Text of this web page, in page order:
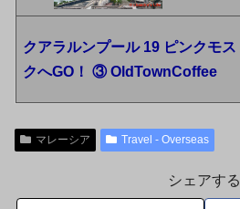
クアラルンプール 19 ピンクモス
クへGO！ ③ OldTownCoffee
マレーシア Travel - Overseas
シェアする